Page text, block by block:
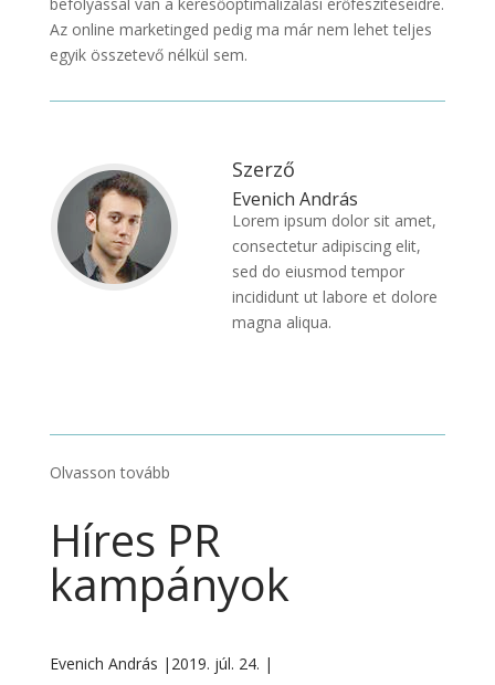
Az online marketinged pedig ma már nem lehet teljes
egyik összetevő nélkül sem.
Szerző
Evenich András
Lorem ipsum dolor sit amet,
consectetur adipiscing elit,
sed do eiusmod tempor
incididunt ut labore et dolore
magna aliqua.
Olvasson tovább
Híres PR
kampányok
Evenich András | 2019. júl. 24. |